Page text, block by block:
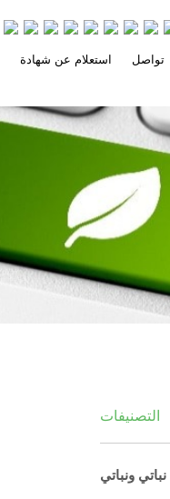
استعلام عن شهادة تواصل
التصنيفات
نباتي ونباتي